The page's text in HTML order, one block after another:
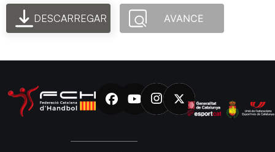
DESCARREGAR AVANCE